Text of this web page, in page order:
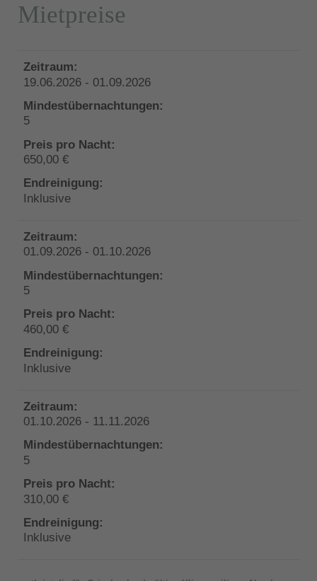
Mietpreise
19.06.2026 - 01.09.2026
5
650,00 €
Inklusive
01.09.2026 - 01.10.2026
5
460,00 €
Inklusive
01.10.2026 - 11.11.2026
5
310,00 €
Inklusive